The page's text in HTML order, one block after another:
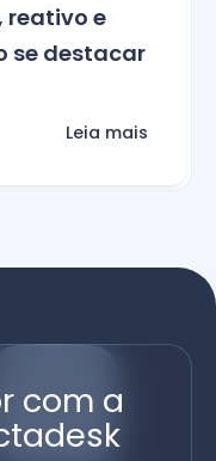
reativo e
se destacar
Leia mais
com a